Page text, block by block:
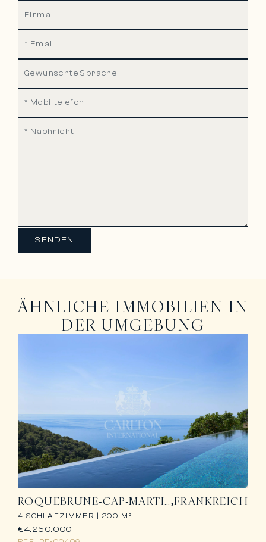
SENDEN
ÄHNLICHE IMMOBILIEN IN
DER UMGEBUNG
ROQUEBRUNE-CAP-MARTIN FRANKREICH
4 SCHLAFZIMMER | 200 M²
€4.250.000